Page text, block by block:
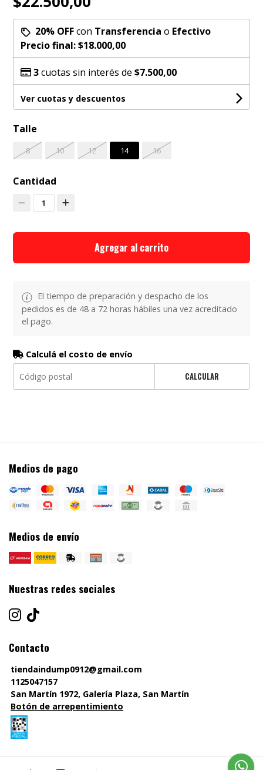
20% OFFcon Transferencia o Efectivo
Precio final:$18.000,00
3cuotas sin interés de$7.500,00
Ver cuotas y descuentos
Talle
8 10 12 14 16
Cantidad
1
Agregar al carrito
El tiempo de preparación y despacho de los
pedidos es de 48 a 72 horas hábiles una vez acreditado
el pago.
Calculá el costo de envío
CALCULAR
Medios de pago
Medios de envío
Nuestras redes sociales
Contacto
tiendaindump0912@gmail.com
1125047157
San Martín 1972, Galería Plaza, San Martín
Botón de arrepentimiento